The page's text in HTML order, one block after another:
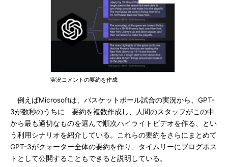
実況コメントの要約を作成
例えばMicrosoftは、バスケットボール試合の実況から、GPT-
3が数秒のうちに 要約を複数作成し、人間のスタッフがこの中
から最も適切なものを選んで順次ハイライトビデオを作る、とい
う利用シナリオを紹介している。これらの要約をさらにまとめて
GPT-3がクォーター全体の要約を作り、タイムリーにブログポス
トとして公開することもできると説明している。